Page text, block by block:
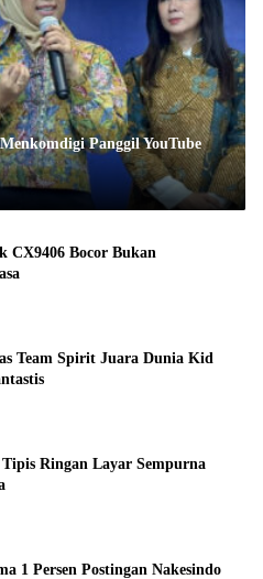
Panggil YouTube
CX9406 Bocor Bukan
Team Spirit Juara Dunia Kid
Ringan Layar Sempurna
1 Persen Postingan Nakesindo